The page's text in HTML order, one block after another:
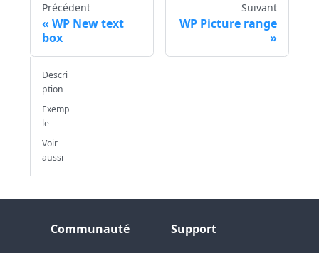
Précédent
WP New text
box
Suivant
WP Picture range
Descri
ption
Exemp
le
Voir
aussi
Communauté Support